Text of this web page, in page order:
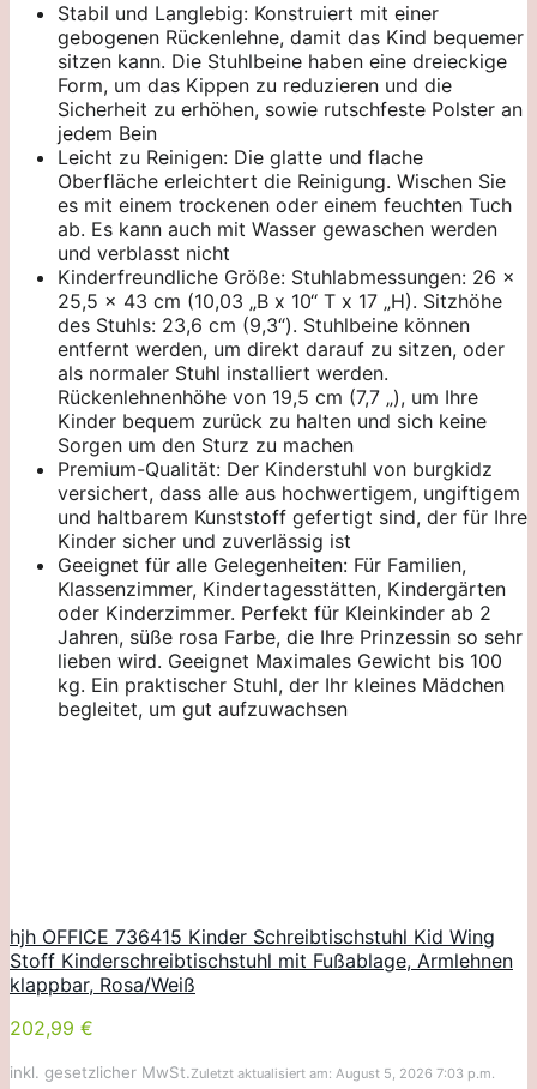
Stabil und Langlebig: Konstruiert mit einer
gebogenen Rückenlehne, damit das Kind bequemer
sitzen kann. Die Stuhlbeine haben eine dreieckige
Form, um das Kippen zu reduzieren und die
Sicherheit zu erhöhen, sowie rutschfeste Polster an
jedem Bein
Leicht zu Reinigen: Die glatte und flache
Oberfläche erleichtert die Reinigung. Wischen Sie
es mit einem trockenen oder einem feuchten Tuch
ab. Es kann auch mit Wasser gewaschen werden
und verblasst nicht
Kinderfreundliche Größe: Stuhlabmessungen: 26 x
25,5 x 43 cm (10,03 „B x 10“ T x 17 „H). Sitzhöhe
des Stuhls: 23,6 cm (9,3“). Stuhlbeine können
entfernt werden, um direkt darauf zu sitzen, oder
als normaler Stuhl installiert werden.
Rückenlehnenhöhe von 19,5 cm (7,7 „), um Ihre
Kinder bequem zurück zu halten und sich keine
Sorgen um den Sturz zu machen
Premium-Qualität: Der Kinderstuhl von burgkidz
versichert, dass alle aus hochwertigem, ungiftigem
und haltbarem Kunststoff gefertigt sind, der für Ihre
Kinder sicher und zuverlässig ist
Geeignet für alle Gelegenheiten: Für Familien,
Klassenzimmer, Kindertagesstätten, Kindergärten
oder Kinderzimmer. Perfekt für Kleinkinder ab 2
Jahren, süße rosa Farbe, die Ihre Prinzessin so sehr
lieben wird. Geeignet Maximales Gewicht bis 100
kg. Ein praktischer Stuhl, der Ihr kleines Mädchen
begleitet, um gut aufzuwachsen
hjh OFFICE 736415 Kinder Schreibtischstuhl Kid Wing
Stoff Kinderschreibtischstuhl mit Fußablage, Armlehnen
klappbar, Rosa/Weiß
202,99 €
inkl. gesetzlicher MwSt.Zuletzt aktualisiert am: August 5, 2026 7:03 p.m.